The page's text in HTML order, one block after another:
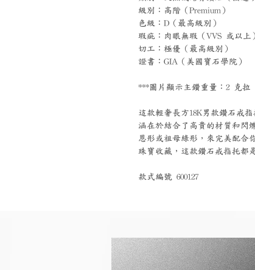
級別：高階（Premium）
色級：D（最高級別）
瑕疵：肉眼無瑕（VVS 或以上）
切工：極優（最高級別）
證書：GIA（美國寶石學院）
***圖片顯示主鑽重量：2 克拉
這款輕奢長方18K男款鑽石戒
涵在於結合了高貴的材質和閃
恩形或祖母綠形，來完美配合
珠寶收藏，這款鑽石戒指托都
款式編號 600127